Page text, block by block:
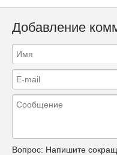
Добавление
Вопрос: Напишите